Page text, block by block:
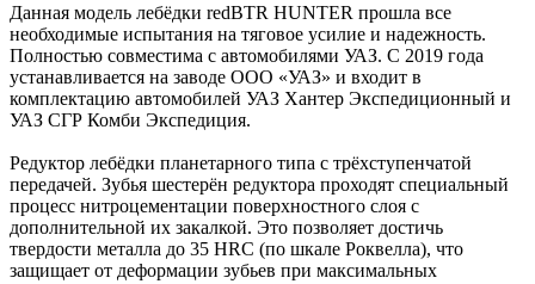
Данная модель лебёдки redBTR HUNTER прошла все
необходимые испытания на тяговое усилие и надежность.
Полностью совместима с автомобилями УАЗ. С 2019 года
устанавливается на заводе ООО «УАЗ» и входит в
комплектацию автомобилей УАЗ Хантер Экспедиционный и
УАЗ СГР Комби Экспедиция.
Редуктор лебёдки планетарного типа с трёхступенчатой
передачей. Зубья шестерён редуктора проходят специальный
процесс нитроцементации поверхностного слоя с
дополнительной их закалкой. Это позволяет достичь
твердости металла до 35 HRC (по шкале Роквелла), что
защищает от деформации зубьев при максимальных